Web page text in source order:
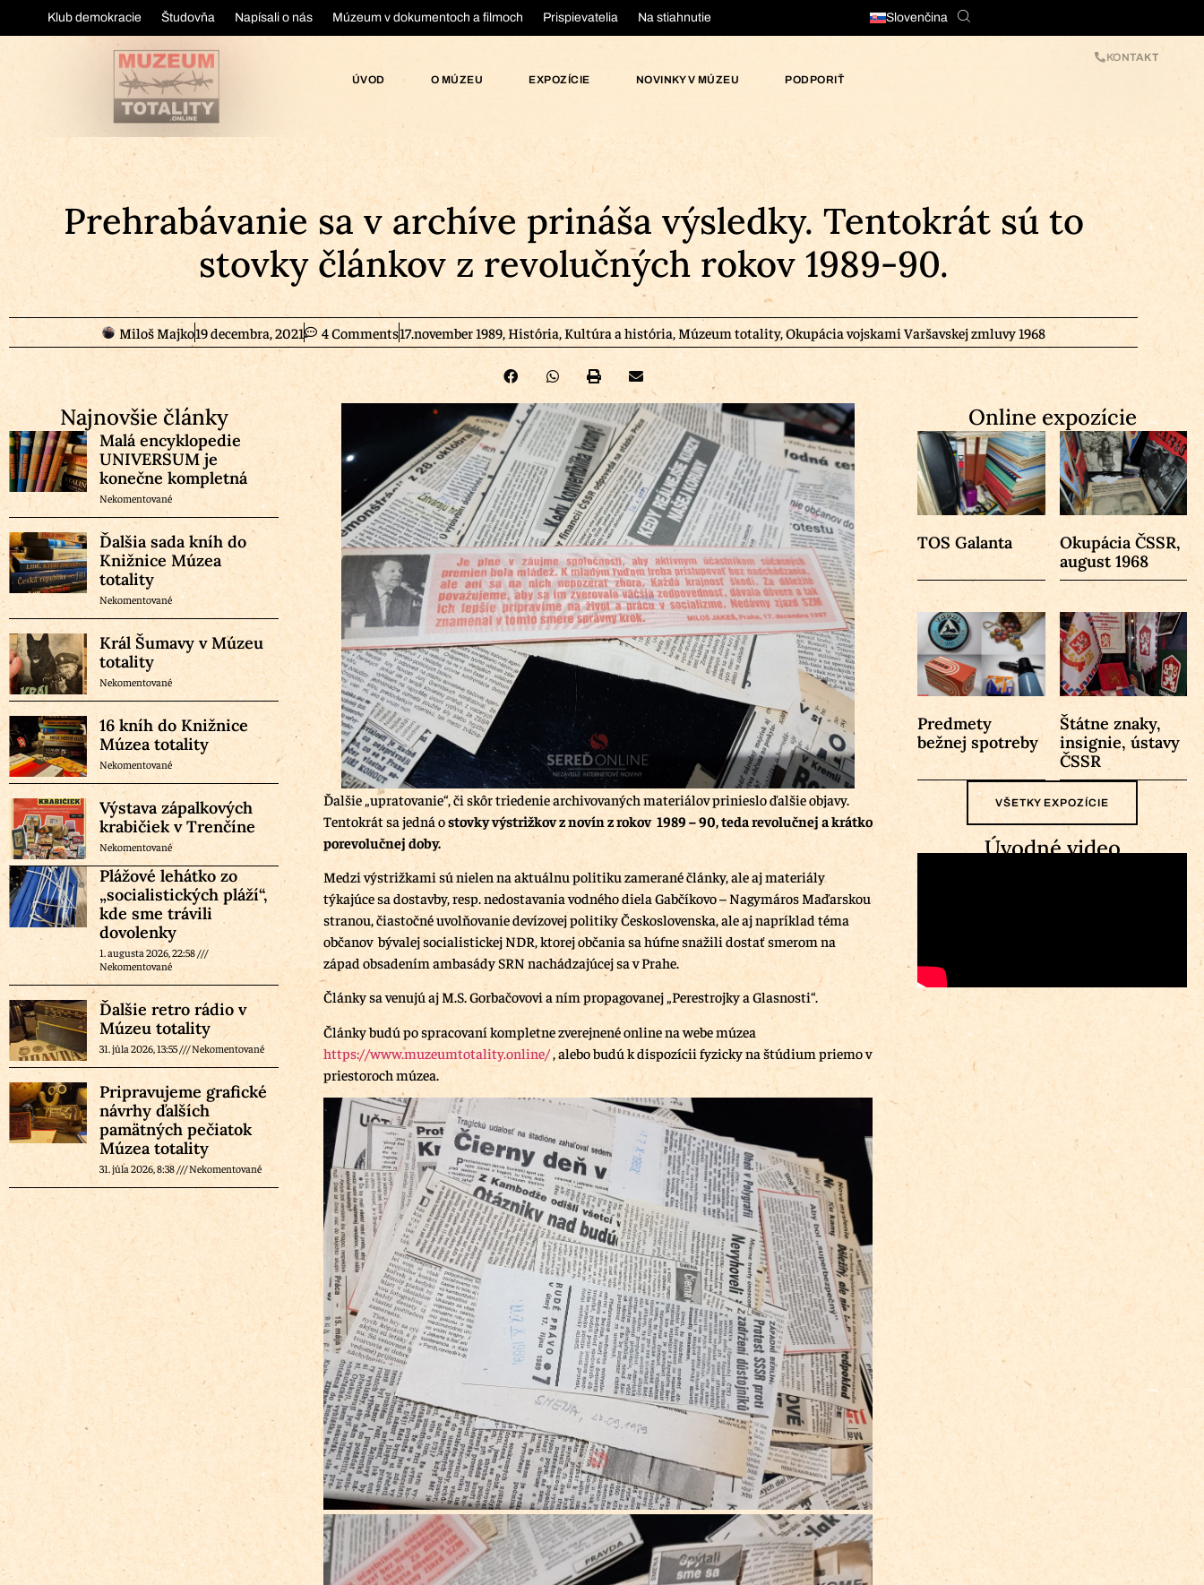
Klub demokracie Študovňa Napísali o nás Múzeum v dokumentoch a filmoch Prispievatelia Na stiahnutie Slovenčina
ÚVOD O MÚZEU EXPOZÍCIE NOVINKY V MÚZEU PODPORIŤ
KONTAKT
Prehrabávanie sa v archíve prináša výsledky. Tentokrát sú to
stovky článkov z revolučných rokov 1989-90.
Miloš Majko19 decembra, 2021 4 Comments17.november 1989,História Kultúra a história Múzeum totality, Okupácia vojskami Varšavskej zmluvy 1968
Najnovšie články
Malá encyklopedie
UNIVERSUM je
konečne kompletná
Nekomentované
Ďalšia sada kníh do
Knižnice Múzea
totality
Nekomentované
Král Šumavy v Múzeu
totality
Nekomentované
16 kníh do Knižnice
Múzea totality
Nekomentované
Výstava zápalkových
krabičiek v Trenčíne
Nekomentované
Plážové lehátko zo
„socialistických pláží“,
kde sme trávili
dovolenky
1. augusta 2026, 22:58
Nekomentované
Ďalšie retro rádio v
Múzeu totality
31. júla 2026, 13:55 Nekomentované
Pripravujeme grafické
návrhy ďalších
pamätných pečiatok
Múzea totality
31. júla 2026, 8:38 Nekomentované
Ďalšie „upratovanie“, či skôr triedenie archivovaných materiálov prinieslo ďalšie objavy.
Tentokrát sa jedná ostovky výstrižkov z novín z rokov 1989 – 90, teda revolučnej a krátko
porevolučnej doby.
Medzi výstrižkami sú nielen na aktuálnu politiku zamerané články, ale aj materiály
týkajúce sa dostavby, resp. nedostavania vodného diela Gabčíkovo – Nagymáros Maďarskou
stranou, čiastočné uvolňovanie devízovej politiky Československa, ale aj napríklad téma
občanov bývalej socialistickej NDR, ktorej občania sa húfne snažili dostať smerom na
západ obsadením ambasády SRN nachádzajúcej sa v Prahe.
Články sa venujú aj M.S. Gorbačovovi a ním propagovanej „Perestrojky a Glasnosti“.
Články budú po spracovaní kompletne zverejnené online na webe múzea
https://www.muzeumtotality.online/, alebo budú k dispozícii fyzicky na štúdium priemo v
priestoroch múzea.
Online expozície
TOS Galanta
Okupácia ČSSR,
august 1968
Predmety
bežnej spotreby
Štátne znaky,
insignie, ústavy
ČSSR
VŠETKY EXPOZÍCIE
Úvodné video